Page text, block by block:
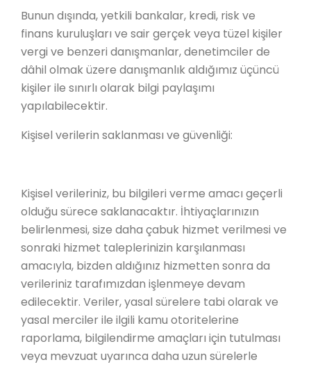
Bunun dışında, yetkili bankalar, kredi, risk ve
finans kuruluşları ve sair gerçek veya tüzel kişiler
vergi ve benzeri danışmanlar, denetimciler de
dâhil olmak üzere danışmanlık aldığımız üçüncü
kişiler ile sınırlı olarak bilgi paylaşımı
yapılabilecektir.
Kişisel verilerin saklanması ve güvenliği:
Kişisel verileriniz, bu bilgileri verme amacı geçerli
olduğu sürece saklanacaktır. İhtiyaçlarınızın
belirlenmesi, size daha çabuk hizmet verilmesi ve
sonraki hizmet taleplerinizin karşılanması
amacıyla, bizden aldığınız hizmetten sonra da
verileriniz tarafımızdan işlenmeye devam
edilecektir. Veriler, yasal sürelere tabi olarak ve
yasal merciler ile ilgili kamu otoritelerine
raporlama, bilgilendirme amaçları için tutulması
veya mevzuat uyarınca daha uzun sürelerle